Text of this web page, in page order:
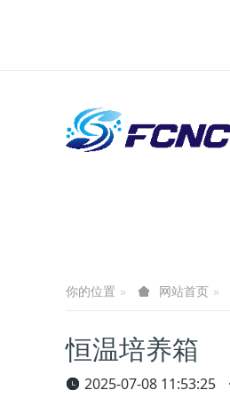
你的位置 网站首页
恒温培养箱
2025-07-08 11:53:25